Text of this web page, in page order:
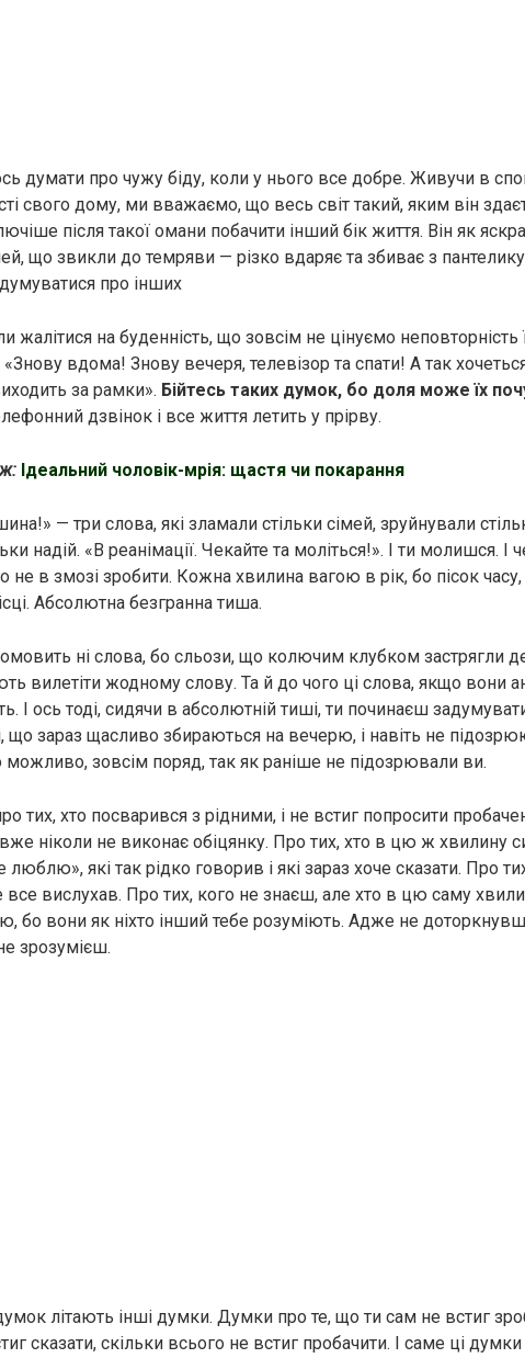
думати про чужу біду, коли у нього все добре. Живучи в
свого дому, ми вважаємо, що весь світ такий, яким він
після такої омани побачити інший бік життя. Він як
що звикли до темряви — різко вдаряє та збиває з пантелику.
про інших
жалітися на буденність, що зовсім не цінуємо неповторність
«Знову вдома! Знову вечеря, телевізор та спати! А так
за рамки». Бійтесь таких думок, бо доля може їх
дзвінок і все життя летить у прірву.
Ідеальний чоловік-мрія: щастя чи покарання
— три слова, які зламали стільки сімей, зруйнували
надій. «В рeaнімації. Чекайте та моліться!». І ти молишся. І
не в змозі зробити. Кожна хвилина вагою в рік, бо пісок
Абсолютна безгранна тиша.
ні слова, бо сльози, що колючим клубком застрягли
вилетіти жодному слову. Та й до чого ці слова, якщо вони
І ось тоді, сидячи в абсолютній тиші, ти починаєш
що зараз щасливо збираються на вечерю, і навіть не
можливо, зовсім поряд, так як раніше не підозрювали ви.
тих, хто посварився з рідними, і не встиг попросити
ніколи не виконає обіцянку. Про тих, хто в цю ж хвилину
люблю», які так рідко говорив і які зараз хоче сказати. Про
все вислухав. Про тих, кого не знаєш, але хто в цю саму
бо вони як ніхто інший тебе розуміють. Адже не
зрозумієш.
літають інші думки. Думки про те, що ти сам не встиг
сказати, скільки всього не встиг пробачити. І саме ці